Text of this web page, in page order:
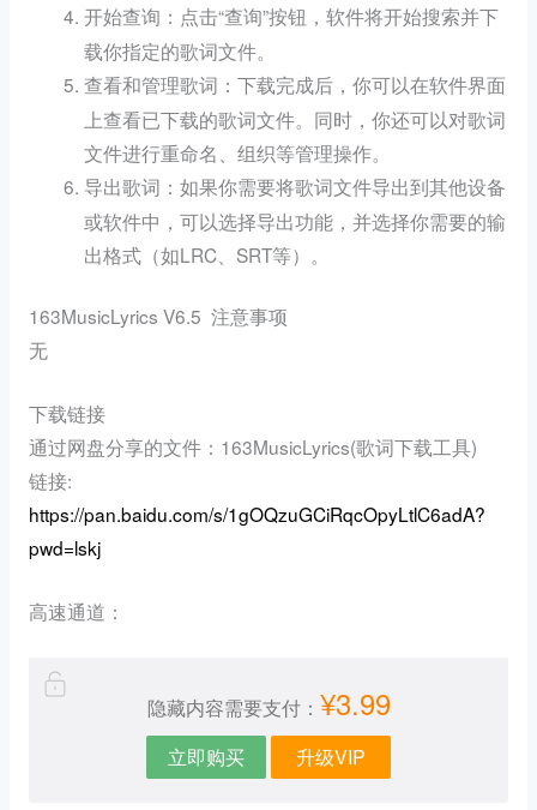
开始查询 ：点击“查询”按钮，软件将开始搜索并下
载你指定的歌词文件。
查看和管理歌词 ：下载完成后，你可以在软件界面
上查看已下载的歌词文件。同时，你还可以对歌词
文件进行重命名、组织等管理操作。
导出歌词 ：如果你需要将歌词文件导出到其他设备
或软件中，可以选择导出功能，并选择你需要的输
出格式（如LRC、SRT等）。
163MusicLyrics V6.5 注意事项
无
下载链接
通过网盘分享的文件：163MusicLyrics(歌词下载工具)
链接:
https://pan.baidu.com/s/1gOQzuGCiRqcOpyLtlC6adA?
pwd=lskj
高速通道：
隐藏内容需要支付： ¥3.99
立即购买 升级VIP